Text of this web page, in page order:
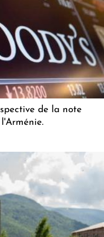
de la note